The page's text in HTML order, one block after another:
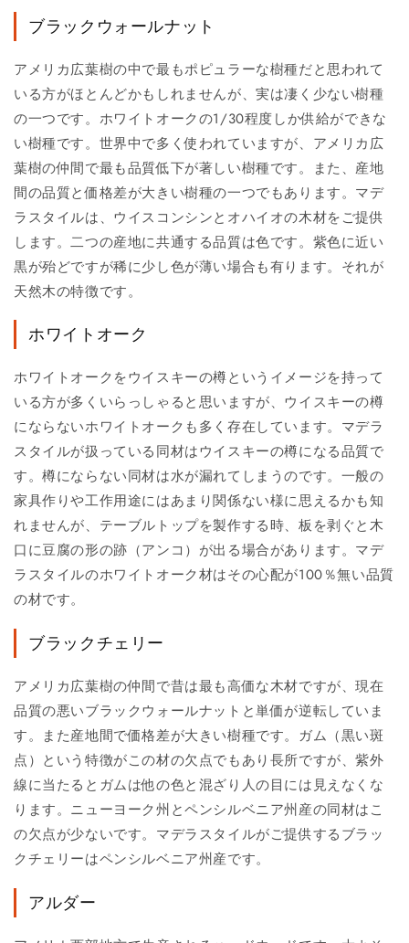
ブラックウォールナット
アメリカ広葉樹の中で最もポピュラーな樹種だと思われて
いる方がほとんどかもしれませんが、実は凄く少ない樹種
の一つです。ホワイトオークの1/30程度しか供給ができな
い樹種です。世界中で多く使われていますが、アメリカ広
葉樹の仲間で最も品質低下が著しい樹種です。また、産地
間の品質と価格差が大きい樹種の一つでもあります。マデ
ラスタイルは、ウイスコンシンとオハイオの木材をご提供
します。二つの産地に共通する品質は色です。紫色に近い
黒が殆どですが稀に少し色が薄い場合も有ります。それが
天然木の特徴です。
ホワイトオーク
ホワイトオークをウイスキーの樽というイメージを持って
いる方が多くいらっしゃると思いますが、ウイスキーの樽
にならないホワイトオークも多く存在しています。マデラ
スタイルが扱っている同材はウイスキーの樽になる品質で
す。樽にならない同材は水が漏れてしまうのです。一般の
家具作りや工作用途にはあまり関係ない様に思えるかも知
れませんが、テーブルトップを製作する時、板を剥ぐと木
口に豆腐の形の跡（アンコ）が出る場合があります。マデ
ラスタイルのホワイトオーク材はその心配が100％無い品質
の材です。
ブラックチェリー
アメリカ広葉樹の仲間で昔は最も高価な木材ですが、現在
品質の悪いブラックウォールナットと単価が逆転していま
す。また産地間で価格差が大きい樹種です。ガム（黒い斑
点）という特徴がこの材の欠点でもあり長所ですが、紫外
線に当たるとガムは他の色と混ざり人の目には見えなくな
ります。ニューヨーク州とペンシルベニア州産の同材はこ
の欠点が少ないです。マデラスタイルがご提供するブラッ
クチェリーはペンシルベニア州産です。
アルダー